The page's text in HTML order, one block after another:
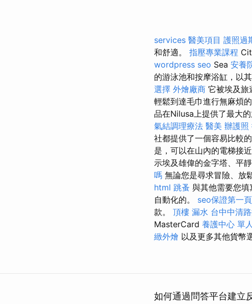
services 醫美項目 護照過
和舒適。 指壓專業課程
wordpress seo Sea 安養
的游泳池和按摩浴缸，以
選擇 外燴廠商 它被埃及旅
輕鬆到達毛巾進行無麻煩
品在Nilusa上提供了最大
氣結調理療法 醫美 辦護照
社都提供了一個容易比較
是，可以在山內的電梯接
示埃及雄偉的金字塔、平
嗎 無論您是尋求冒險、放
html 跳蚤 與其他需要您
自動化的。 seo保證第一頁
款。 頂樓 漏水 台中中清
MasterCard 養護中心 單
緻外燴 以及更多其他貨幣
如何通過問答平台建立